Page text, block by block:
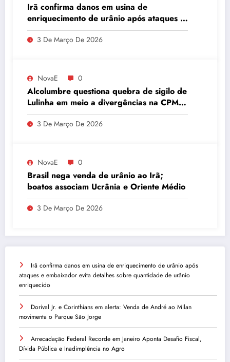
Irã confirma danos em usina de
enriquecimento de urânio após ataques e
embaixador evita detalhes sobre
quantidade de urânio enriquecido
3 De Março De 2026
NovaE 0
Alcolumbre questiona quebra de sigilo de
Lulinha em meio a divergências na CPMI
do INSS
3 De Março De 2026
NovaE 0
Brasil nega venda de urânio ao Irã;
boatos associam Ucrânia e Oriente Médio
3 De Março De 2026
Irã confirma danos em usina de enriquecimento de urânio após
ataques e embaixador evita detalhes sobre quantidade de urânio
enriquecido
Dorival Jr. e Corinthians em alerta: Venda de André ao Milan
movimenta o Parque São Jorge
Arrecadação Federal Recorde em Janeiro Aponta Desafio Fiscal,
Dívida Pública e Inadimplência no Agro